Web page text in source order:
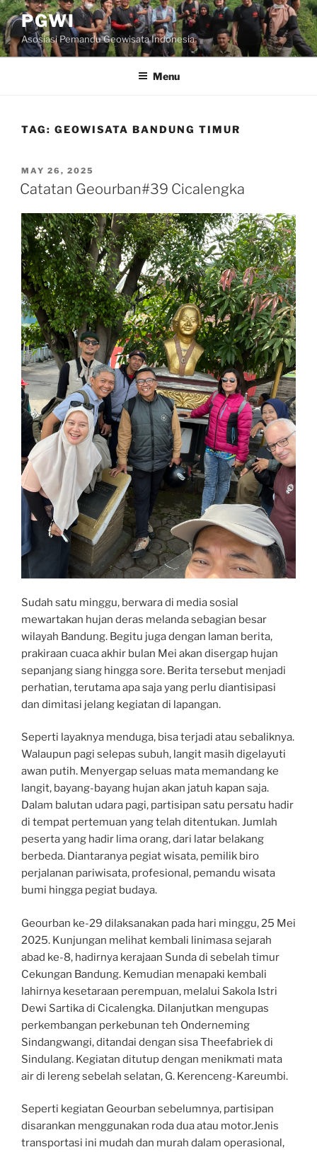
Skip
to
content
PGWI
Asosiasi Pemandu Geowisata Indonesia
Menu
TAG: GEOWISATA BANDUNG TIMUR
POSTED
ON
MAY 26, 2025
Catatan Geourban#39 Cicalengka
Sudah satu minggu, berwara di media sosial
mewartakan hujan deras melanda sebagian besar
wilayah Bandung. Begitu juga dengan laman berita,
prakiraan cuaca akhir bulan Mei akan disergap hujan
sepanjang siang hingga sore. Berita tersebut menjadi
perhatian, terutama apa saja yang perlu diantisipasi
dan dimitasi jelang kegiatan di lapangan.
Seperti layaknya menduga, bisa terjadi atau sebaliknya.
Walaupun pagi selepas subuh, langit masih digelayuti
awan putih. Menyergap seluas mata memandang ke
langit, bayang-bayang hujan akan jatuh kapan saja.
Dalam balutan udara pagi, partisipan satu persatu hadir
di tempat pertemuan yang telah ditentukan. Jumlah
peserta yang hadir lima orang, dari latar belakang
berbeda. Diantaranya pegiat wisata, pemilik biro
perjalanan pariwisata, profesional, pemandu wisata
bumi hingga pegiat budaya.
Geourban ke-29 dilaksanakan pada hari minggu, 25 Mei
2025. Kunjungan melihat kembali linimasa sejarah
abad ke-8, hadirnya kerajaan Sunda di sebelah timur
Cekungan Bandung. Kemudian menapaki kembali
lahirnya kesetaraan perempuan, melalui Sakola Istri
Dewi Sartika di Cicalengka. Dilanjutkan mengupas
perkembangan perkebunan teh Onderneming
Sindangwangi, ditandai dengan sisa Theefabriek di
Sindulang. Kegiatan ditutup dengan menikmati mata
air di lereng sebelah selatan, G. Kerenceng-Kareumbi.
Seperti kegiatan Geourban sebelumnya, partisipan
disarankan menggunakan roda dua atau motor.Jenis
transportasi ini mudah dan murah dalam operasional,